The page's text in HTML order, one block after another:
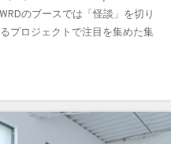
のブースでは「怪談」を切り
プロジェクトで注目を集めた集
会場の様子をレポートします。